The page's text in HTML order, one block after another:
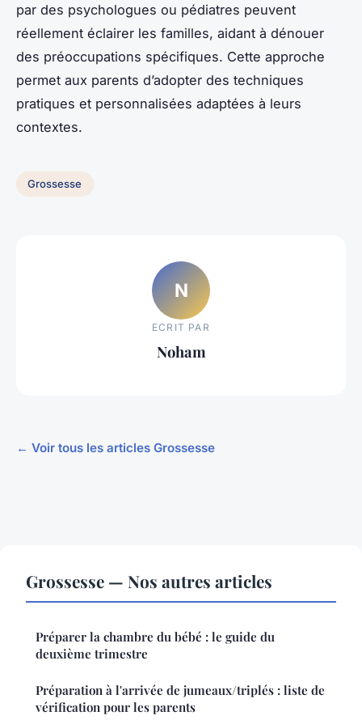
par des psychologues ou pédiatres peuvent
réellement éclairer les familles, aidant à dénouer
des préoccupations spécifiques. Cette approche
permet aux parents d’adopter des techniques
pratiques et personnalisées adaptées à leurs
contextes.
Grossesse
N
ECRIT PAR
Noham
← Voir tous les articles Grossesse
Grossesse — Nos autres articles
Préparer la chambre du bébé : le guide du
deuxième trimestre
Préparation à l'arrivée de jumeaux/triplés : liste de
vérification pour les parents